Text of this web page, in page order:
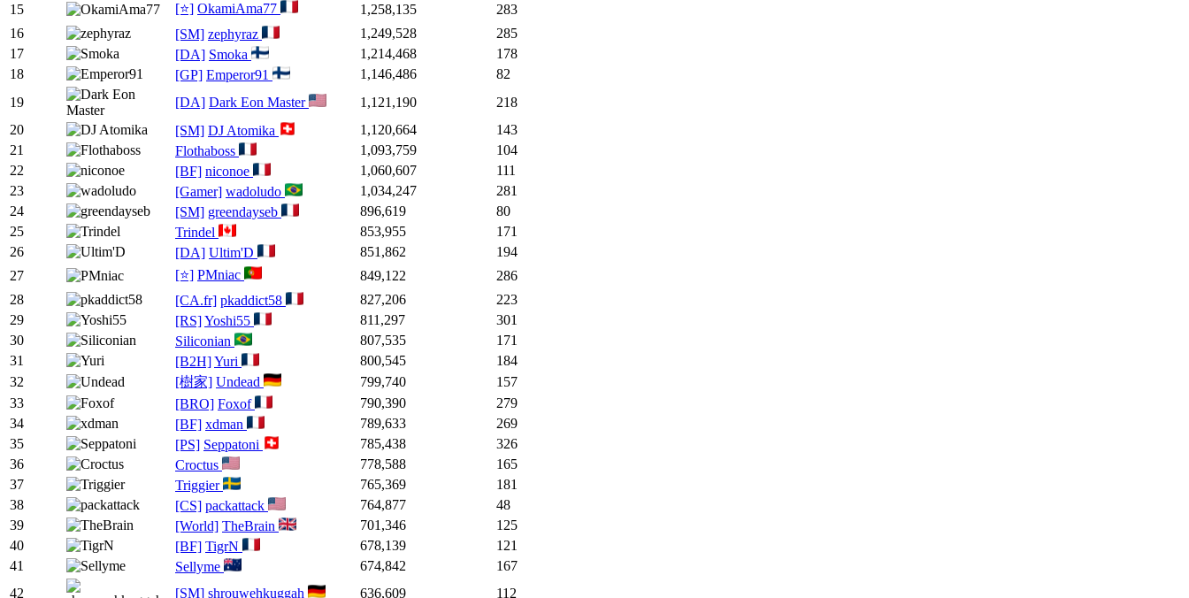
15
[⭐] OkamiAma77 1,258,135
283
16
[SM] zephyraz 1,249,528
285
17
[DA] Smoka 1,214,468
178
18
[GP] Emperor91 1,146,486
82
19
[DA] Dark Eon Master 1,121,190
218
20
[SM] DJ Atomika 1,120,664
143
21
Flothaboss 1,093,759
104
22
[BF] niconoe 1,060,607
111
23
[Gamer] wadoludo 1,034,247
281
24
[SM] greendayseb 896,619
80
25
Trindel 853,955
171
26
[DA] Ultim'D 851,862
194
27
[⭐] PMniac 849,122
286
28
[CA.fr] pkaddict58 827,206
223
29
[RS]Yoshi55 811,297
301
30
Siliconian 807,535
171
31
[B2H]Yuri 800,545
184
32
[樹家] Undead 799,740
157
33
[BRO] Foxof 790,390
279
34
[BF] xdman 789,633
269
35
[PS] Seppatoni 785,438
326
36
Croctus 778,588
165
37
Triggier 765,369
181
38
[CS] packattack 764,877
48
39
[World] TheBrain 701,346
125
40
[BF] TigrN 678,139
121
41
Sellyme 674,842
167
42
[SM] shrouwehkuggah 636,609
112